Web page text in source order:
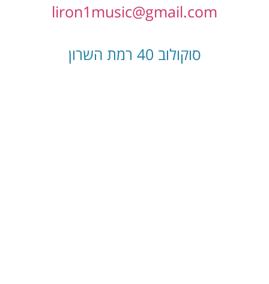
liron1music@gmail.com
סוקולוב 40 רמת השרון